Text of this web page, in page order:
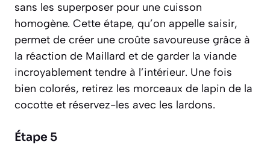
sans les superposer pour une cuisson
homogène. Cette étape, qu’on appelle saisir,
permet de créer une croûte savoureuse grâce à
la réaction de Maillard et de garder la viande
incroyablement tendre à l’intérieur. Une fois
bien colorés, retirez les morceaux de lapin de la
cocotte et réservez-les avec les lardons.
Étape 5